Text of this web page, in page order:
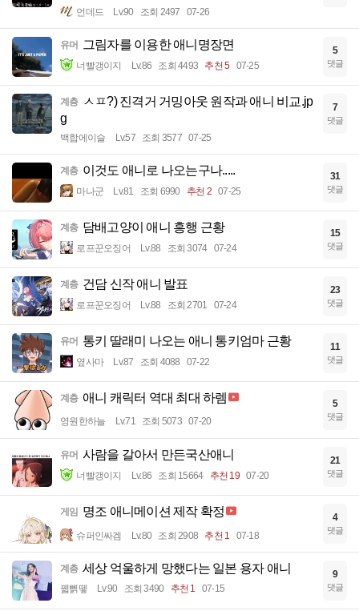
언데드 Lv.90 조회 2497 07-26
유머 그림자를 이용한 애니명장면
너빨갱이지 Lv.86 조회 4493 추천 5 07-25
5
댓글
계층 ㅅㅍ?) 진격거 거밍아웃 원작과 애니 비교.jp
g
백합에이슬 Lv.57 조회 3577 07-25
7
댓글
계층 이것도 애니로 나오는구나.....
마나군 Lv.81 조회 6990 추천 2 07-25
31
댓글
계층 담배고양이 애니 흥행 근황
로프꾼오징어 Lv.88 조회 3074 07-24
15
댓글
계층 건담 신작 애니 발표
로프꾼오징어 Lv.88 조회 2701 07-24
23
댓글
유머 통키 딸래미 나오는 애니 통키엄마 근황
옆사마 Lv.87 조회 4088 07-22
11
댓글
계층 애니 캐릭터 역대 최대 하렘
영원한하늘 Lv.71 조회 5073 07-20
5
댓글
유머 사람을 갈아서 만든국산애니
너빨갱이지 Lv.86 조회 15664 추천 19 07-20
21
댓글
게임 명조 애니메이션 제작 확정
슈퍼인싸겜 Lv.80 조회 2908 추천 1 07-18
4
댓글
계층 세상 억울하게 망했다는 일본 용자 애니
꿻뻵뗗 Lv.90 조회 3490 추천 1 07-15
9
댓글